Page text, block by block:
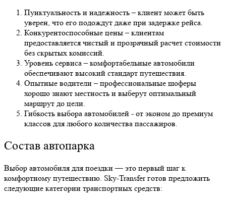
Пунктуальность и надежность – клиент может быть
уверен, что его подождут даже при задержке рейса.
Конкурентоспособные цены – клиентам
предоставляется чистый и прозрачный расчет стоимости
без скрытых комиссий.
Уровень сервиса – комфортабельные автомобили
обеспечивают высокий стандарт путешествия.
Опытные водители – профессиональные шоферы
хорошо знают местность и выберут оптимальный
маршрут до цели.
Гибкость выбора автомобилей - от эконом до премиум
классов для любого количества пассажиров.
Состав автопарка
Выбор автомобиля для поездки — это первый шаг к
комфортному путешествию. Sky-Transfer готов предложить
следующие категории транспортных средств: